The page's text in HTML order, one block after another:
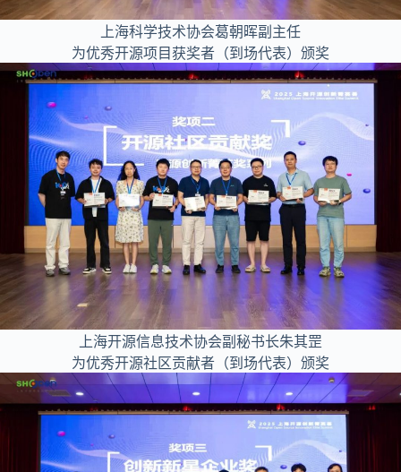
上海科学技术协会葛朝晖副主任
为优秀开源项目获奖者（到场代表）颁奖
上海开源信息技术协会副秘书长朱其罡
为优秀开源社区贡献者（到场代表）颁奖